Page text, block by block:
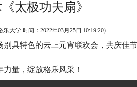
太极功夫扇》
乐大学 时间： 2022年03月25日 10:19:20)
具特色的云上元宵联欢会，共庆佳
量，绽放格乐风采！